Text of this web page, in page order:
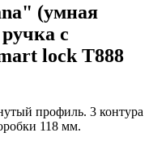
(умная
с
lock T888
профиль. 3 контура
118 мм.